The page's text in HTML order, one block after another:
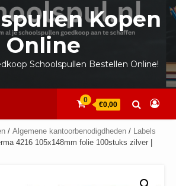
Kopen
Online
Schoolspullen Bestellen Online!
0
€0,00
/ Algemene kantoorbenodigdheden / Labels
4216 105x148mm folie 100stuks zilver |